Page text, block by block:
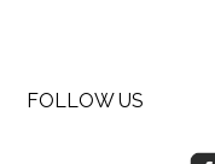
FOLLOW US